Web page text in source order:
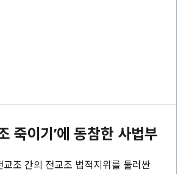
죽이기’에 동참한 사법부
조 간의 전교조 법적지위를 둘러싼